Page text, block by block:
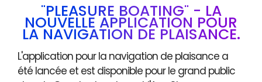
"PLEASURE BOATING" - LA
NOUVELLE APPLICATION POUR
LA NAVIGATION DE PLAISANCE.
L'application pour la navigation de plaisance a
été lancée et est disponible pour le grand public